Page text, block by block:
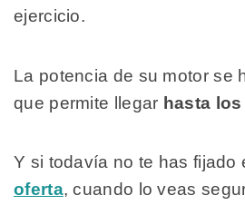
ejercicio.
La potencia de su motor se
que permite llegar hasta los
Y si todavía no te has fijado
oferta, cuando lo veas